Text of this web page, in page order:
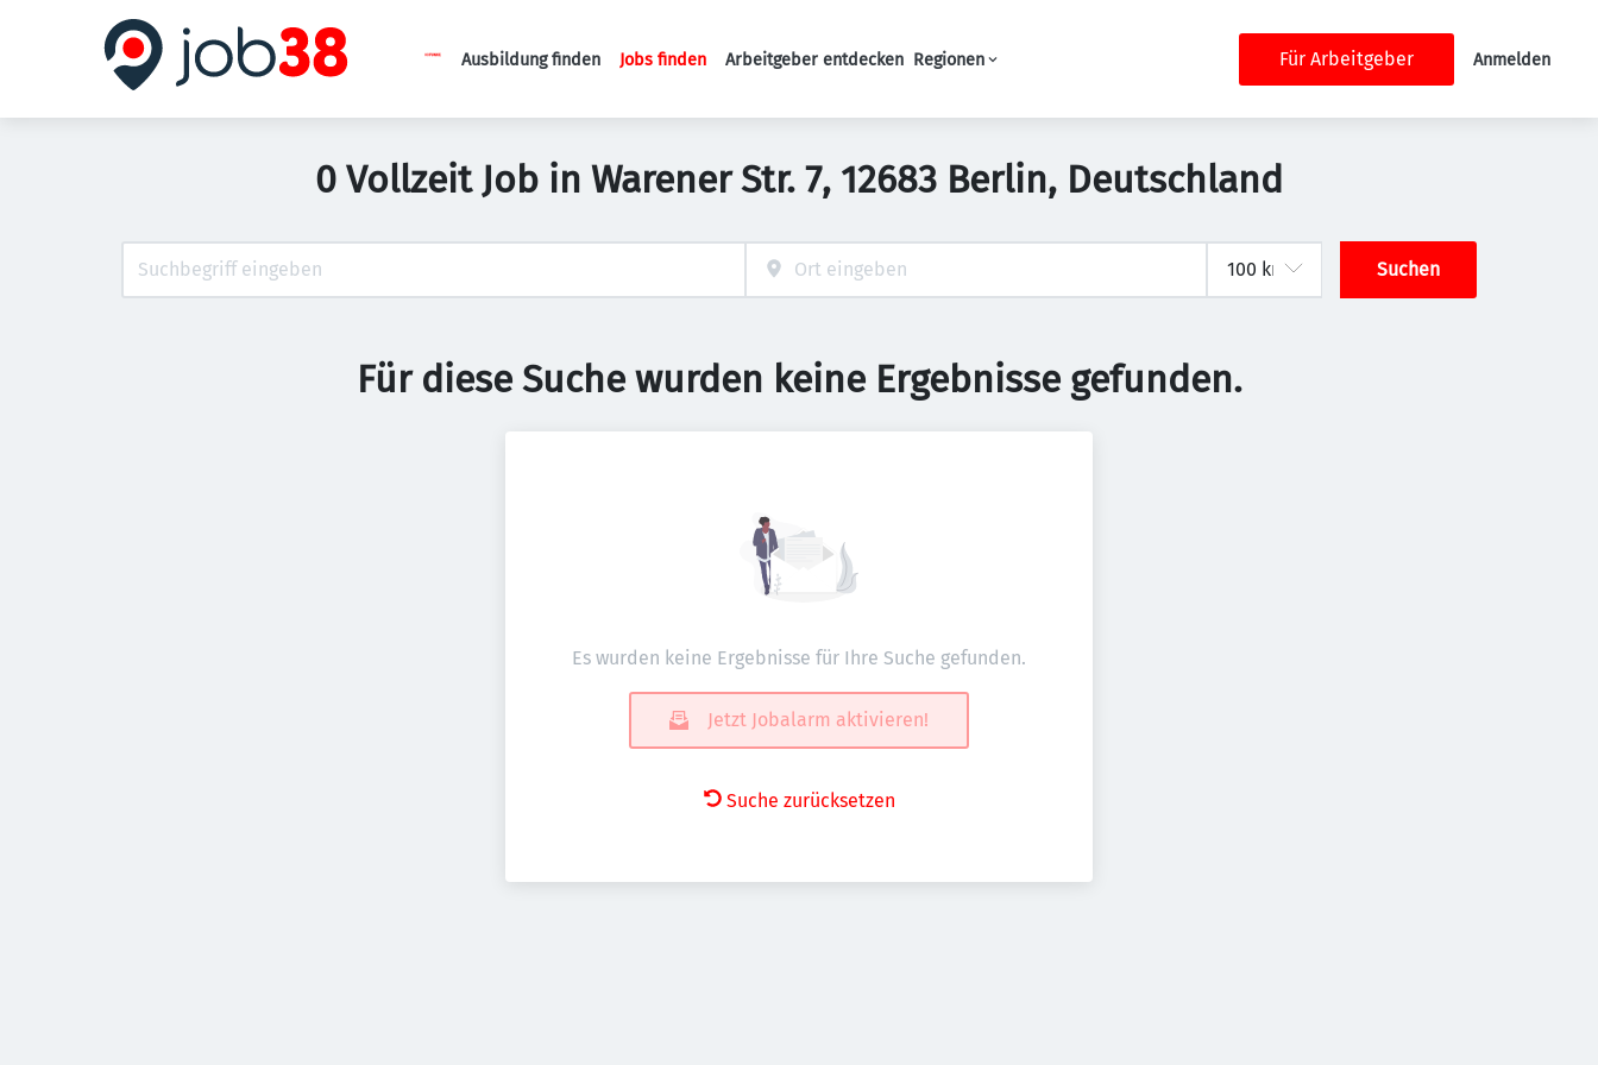
Haupt-Navigation
Ausbildung finden Jobs finden Arbeitgeber entdecken Regionen Für Arbeitgeber Anmelden
0 Vollzeit Job in Warener Str. 7, 12683 Berlin, Deutschland
Suchen
Für diese Suche wurden keine Ergebnisse gefunden.
Es wurden keine Ergebnisse für Ihre Suche gefunden.
Jetzt Jobalarm aktivieren!
Suche zurücksetzen